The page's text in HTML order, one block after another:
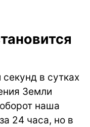
в сутках
Земли
наша
24 часа, но в